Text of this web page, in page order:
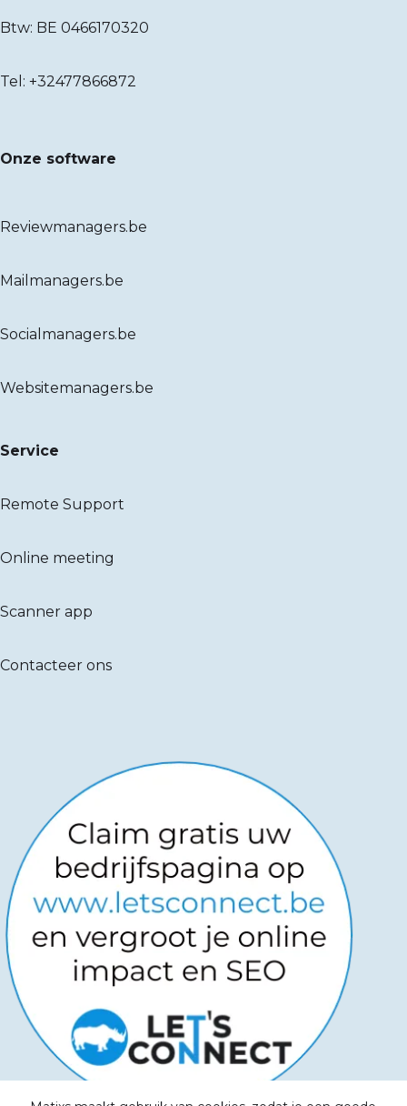
Btw: BE 0466170320
Tel: +32477866872
Onze software
Reviewmanagers.be
Mailmanagers.be
Socialmanagers.be
Websitemanagers.be
Service
Remote Support
Online meeting
Scanner app
Contacteer ons